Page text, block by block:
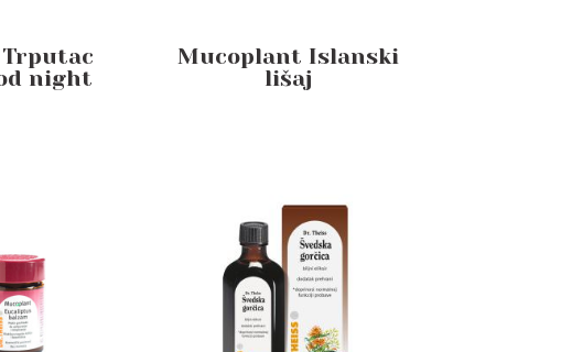
night
Mucoplant Islanski
lišaj